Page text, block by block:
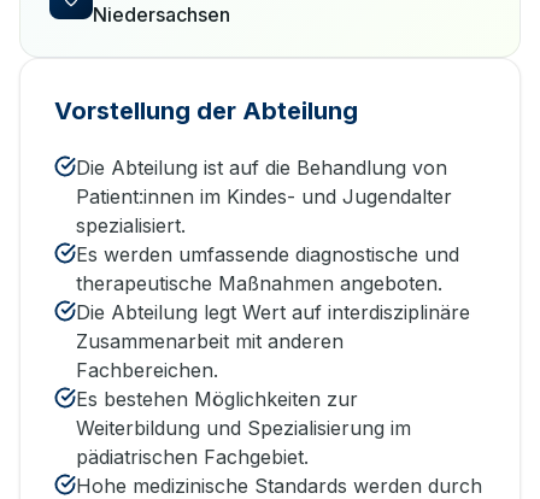
Niedersachsen
Vorstellung der Abteilung
Die Abteilung ist auf die Behandlung von
Patient:innen im Kindes- und Jugendalter
spezialisiert.
Es werden umfassende diagnostische und
therapeutische Maßnahmen angeboten.
Die Abteilung legt Wert auf interdisziplinäre
Zusammenarbeit mit anderen
Fachbereichen.
Es bestehen Möglichkeiten zur
Weiterbildung und Spezialisierung im
pädiatrischen Fachgebiet.
Hohe medizinische Standards werden durch